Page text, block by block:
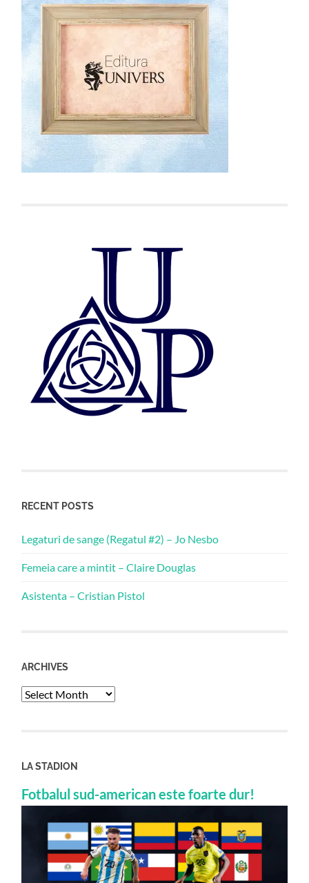
RECENT POSTS
Legaturi de sange (Regatul #2) – Jo Nesbo
Femeia care a mintit – Claire Douglas
Asistenta – Cristian Pistol
ARCHIVES
Archives
LA STADION
Fotbalul sud-american este foarte dur!